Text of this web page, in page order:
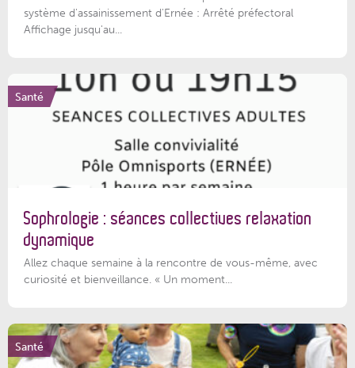
système d'assainissement d'Ernée : Arrêté préfectoral
Affichage jusqu'au...
Santé
Sophrologie : séances collectives relaxation
dynamique
Allez chaque semaine à la rencontre de vous-même, avec
curiosité et bienveillance. « Un moment...
Santé